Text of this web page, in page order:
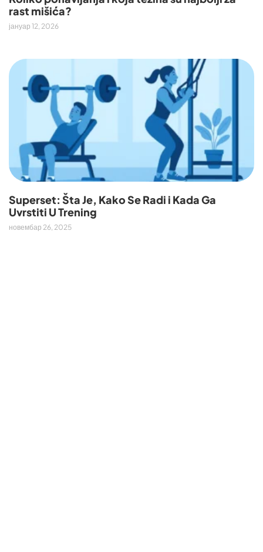
rast mišića?
јануар 12, 2026
Superset: Šta Je, Kako Se Radi i Kada Ga
Uvrstiti U Trening
новембар 26, 2025